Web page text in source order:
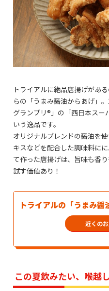
トライアルに絶品唐揚げがあ
らの「うまみ醤油からあげ」
グランプリ®」の「西日本スー
いう逸品です。
オリジナルブレンドの醤油を
キスなどを配合した調味料に
て作った唐揚げは、旨味も香
試す価値あり！
トライアルの「うまみ
近くの
この夏飲みたい、喉越